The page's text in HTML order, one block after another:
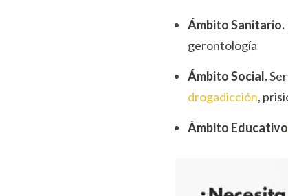
Ámbito Sanitario.
gerontología
Ámbito Social.
drogadicción,
Ámbito